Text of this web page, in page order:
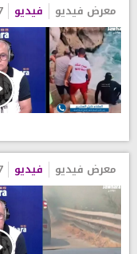
معرض فيديو فيديو
معرض فيديو فيديو